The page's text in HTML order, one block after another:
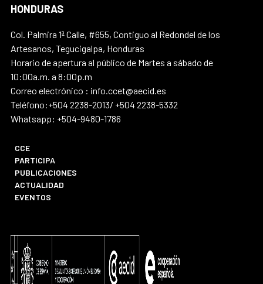
HONDURAS
Col. Palmira 1ª Calle, #655, Contiguo al Redondel de los
Artesanos, Tegucigalpa, Honduras
Horario de apertura al público de Martes a sábado de
10:00a.m. a 8:00p.m
Correo electrónico : info.ccet@aecid.es
Teléfono:+504 2238-2013/ +504 2238-5332
Whatsapp: +504-9480-1786
CCE
PARTICIPA
PUBLICACIONES
ACTUALIDAD
EVENTOS